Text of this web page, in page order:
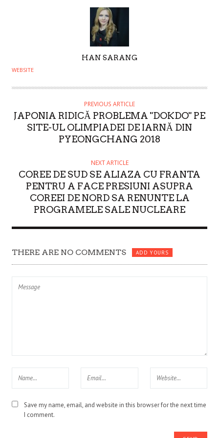
U
H
R
HAN SARANG
WEBSITE
PREVIOUS ARTICLE
JAPONIA RIDICĂ PROBLEMA "DOKDO" PE
SITE-UL OLIMPIADEI DE IARNĂ DIN
PYEONGCHANG 2018
NEXT ARTICLE
COREE DE SUD SE ALIAZA CU FRANTA
PENTRU A FACE PRESIUNI ASUPRA
COREEI DE NORD SA RENUNTE LA
PROGRAMELE SALE NUCLEARE
THERE ARE NO COMMENTS ADD YOURS
Save my name, email, and website in this browser for the next time
I comment.